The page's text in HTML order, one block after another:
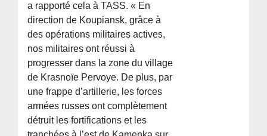
a rapporté cela à TASS. « En
direction de Koupiansk, grâce à
des opérations militaires actives,
nos militaires ont réussi à
progresser dans la zone du village
de Krasnoïe Pervoye. De plus, par
une frappe d’artillerie, les forces
armées russes ont complètement
détruit les fortifications et les